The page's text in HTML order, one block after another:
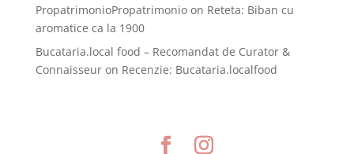
PropatrimonioPropatrimonioon Reteta: Biban cu
aromatice ca la 1900
Bucataria.local food – Recomandat de Curator &
Connaisseuron Recenzie: Bucataria.localfood